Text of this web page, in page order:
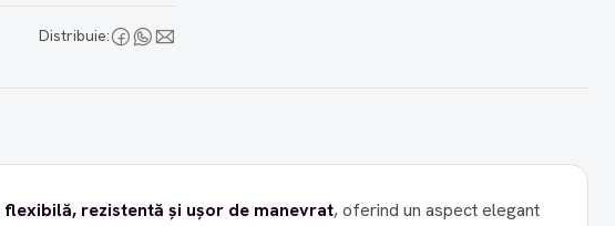
Distribuie:
flexibilă, rezistentă și ușor de manevrat, oferind un aspect elegant